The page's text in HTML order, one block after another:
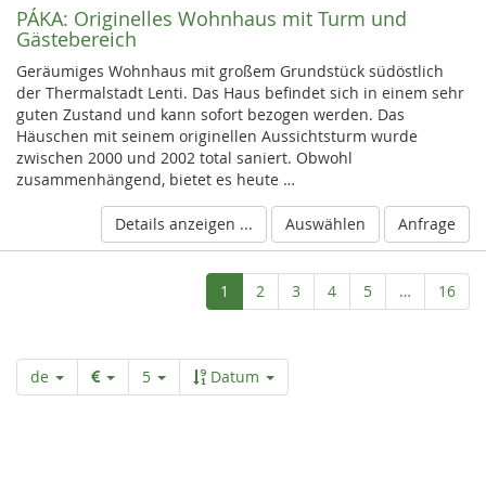
PÁKA: Originelles Wohnhaus mit Turm und
Gästebereich
Geräumiges Wohnhaus mit großem Grundstück südöstlich
der Thermalstadt Lenti. Das Haus befindet sich in einem sehr
guten Zustand und kann sofort bezogen werden. Das
Häuschen mit seinem originellen Aussichtsturm wurde
zwischen 2000 und 2002 total saniert. Obwohl
zusammenhängend, bietet es heute …
Details anzeigen ... Auswählen Anfrage
1
Aktuelle
Seite
2 3 4 5 … 16
de 5 Datum